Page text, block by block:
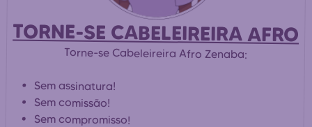
TORNE-SE CABELEIREIRA AFRO
Torne-se Cabeleireira Afro Zenaba:
Sem assinatura!
Sem comissão!
Sem compromisso!